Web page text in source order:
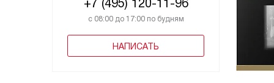
+7 (495) 120-11-96
с 08:00 до 17:00 по будням
НАПИСАТЬ